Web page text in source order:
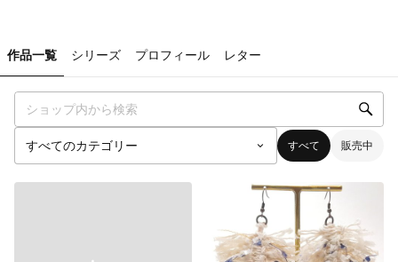
作品一覧 シリーズ プロフィール レター
すべて 販売中